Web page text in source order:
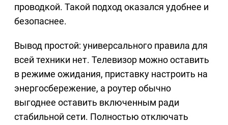
проводкой. Такой подход оказался удобнее и
безопаснее.
Вывод простой: универсального правила для
всей техники нет. Телевизор можно оставить
в режиме ожидания, приставку настроить на
энергосбережение, а роутер обычно
выгоднее оставить включенным ради
стабильной сети. Полностью отключать